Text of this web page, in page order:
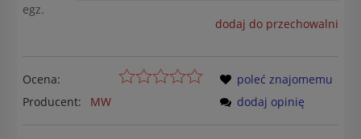
egz.
dodaj do przechowalni
Ocena:
Producent:
MW
poleć znajomemu
dodaj opinię